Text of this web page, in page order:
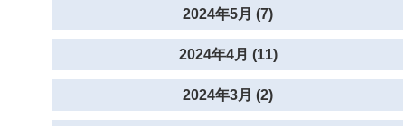
2024年5月 (7)
2024年4月 (11)
2024年3月 (2)